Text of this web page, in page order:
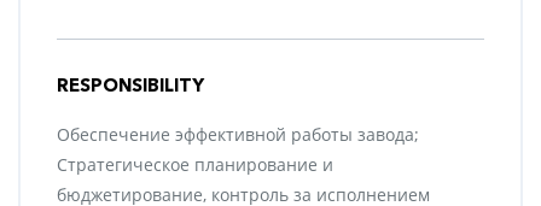
RESPONSIBILITY
Обеспечение эффективной работы завода;
Стратегическое планирование и
бюджетирование, контроль за исполнением